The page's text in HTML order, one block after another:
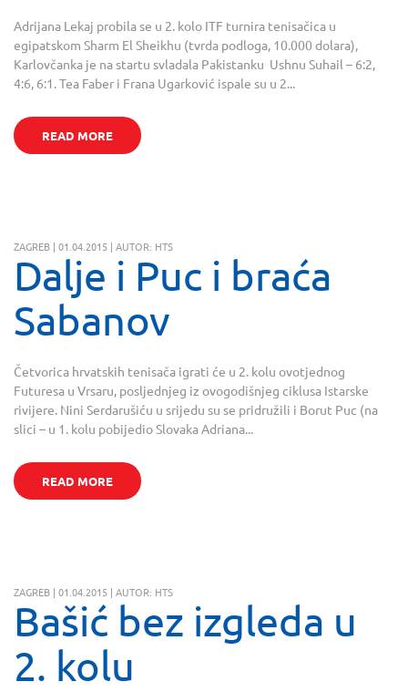
Adrijana Lekaj probila se u 2. kolo ITF turnira tenisačica u
egipatskom Sharm El Sheikhu (tvrda podloga, 10.000 dolara),
Karlovčanka je na startu svladala Pakistanku Ushnu Suhail – 6:2,
4:6, 6:1. Tea Faber i Frana Ugarković ispale su u 2...
READ MORE
ZAGREB | 01.04.2015 | AUTOR: HTS
Dalje i Puc i braća
Sabanov
Četvorica hrvatskih tenisača igrati će u 2. kolu ovotjednog
Futuresa u Vrsaru, posljednjeg iz ovogodišnjeg ciklusa Istarske
rivijere. Nini Serdarušiću u srijedu su se pridružili i Borut Puc (na
slici – u 1. kolu pobijedio Slovaka Adriana...
READ MORE
ZAGREB | 01.04.2015 | AUTOR: HTS
Bašić bez izgleda u
2. kolu